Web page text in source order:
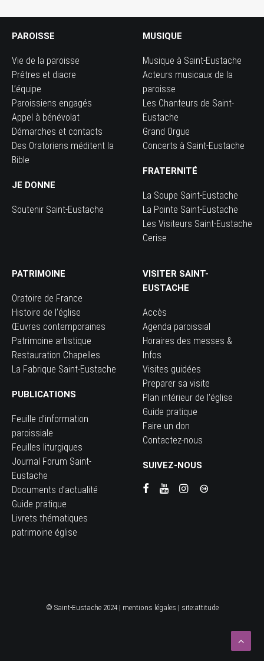
PAROISSE
Vie de la paroisse
Prêtres et diacre
L’équipe
Paroissiens engagés
Appel à bénévolat
Démarches et contacts
Des Oratoriens méditent la
Bible
JE DONNE
Soutenir Saint-Eustache
MUSIQUE
Musique à Saint-Eustache
Acteurs musicaux de la
paroisse
Les Chanteurs de Saint-
Eustache
Grand Orgue
Concerts à Saint-Eustache
FRATERNITÉ
La Soupe Saint-Eustache
La Pointe Saint-Eustache
Les Visiteurs Saint-Eustache
Cerise
PATRIMOINE
Oratoire de France
Histoire de l’église
Œuvres contemporaines
Patrimoine artistique
Restauration Chapelles
La Fabrique Saint-Eustache
PUBLICATIONS
Feuille d’information
paroissiale
Feuilles liturgiques
Journal Forum Saint-
Eustache
Documents d’actualité
Guide pratique
Livrets thématiques
patrimoine église
VISITER SAINT-
EUSTACHE
Accès
Agenda paroissial
Horaires des messes &
Infos
Visites guidées
Preparer sa visite
Plan intérieur de l’église
Guide pratique
Faire un don
Contactez-nous
SUIVEZ-NOUS
© Saint-Eustache 2024 | mentions légales | site:attitude